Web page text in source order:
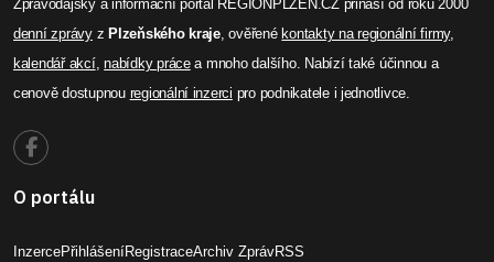
Zpravodajský a informační portál REGIONPLZEN.CZ přináší od roku 2000
denní zprávyz Plzeňského kraje, ověřené kontakty na regionální firmy,
kalendář akcí,nabídky prácea mnoho dalšího. Nabízí také účinnou a
cenově dostupnou regionální inzerci pro podnikatele i jednotlivce.
O portálu
InzercePřihlášeníRegistraceArchiv ZprávRSS